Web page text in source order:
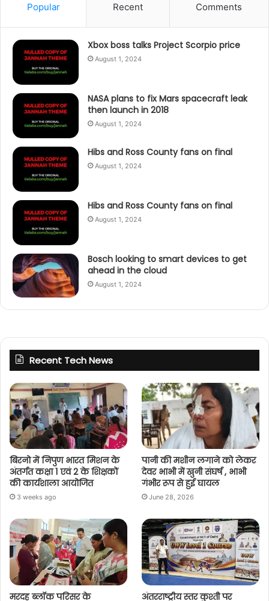
Popular Recent Comments
Xbox boss talks Project Scorpio price
August 1, 2024
NASA plans to fix Mars spacecraft leak
then launch in 2018
August 1, 2024
Hibs and Ross County fans on final
August 1, 2024
Hibs and Ross County fans on final
August 1, 2024
Bosch looking to smart devices to get
ahead in the cloud
August 1, 2024
Recent Tech News
बिरनो में निपुण भारत मिशन के
अंतर्गत कक्षा 1 एवं 2 के शिक्षकों
की कार्यशाला आयोजित
3 weeks ago
पानी की मशीन लगाने को लेकर
देवर भाभी में खुनी संघर्ष , भाभी
गंभीर रूप से हुई घायल
June 28, 2026
मरदह ब्लॉक परिसर के अंतरराष्ट्रीय स्तर कुश्ती पर